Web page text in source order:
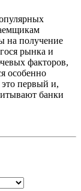
на получение
рынка и
факторов,
особенно
первый и,
банки